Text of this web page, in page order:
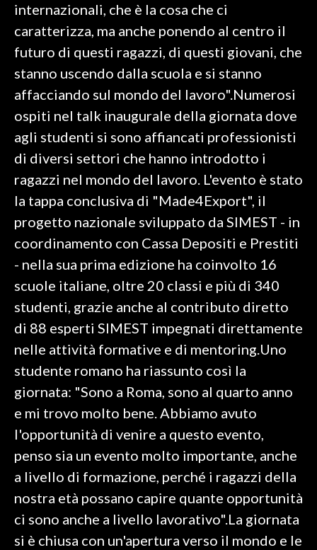
internazionali, che è la cosa che ci
caratterizza, ma anche ponendo al centro il
futuro di questi ragazzi, di questi giovani, che
stanno uscendo dalla scuola e si stanno
affacciando sul mondo del lavoro".Numerosi
ospiti nel talk inaugurale della giornata dove
agli studenti si sono affiancati professionisti
di diversi settori che hanno introdotto i
ragazzi nel mondo del lavoro. L'evento è stato
la tappa conclusiva di "Made4Export", il
progetto nazionale sviluppato da SIMEST - in
coordinamento con Cassa Depositi e Prestiti
- nella sua prima edizione ha coinvolto 16
scuole italiane, oltre 20 classi e più di 340
studenti, grazie anche al contributo diretto
di 88 esperti SIMEST impegnati direttamente
nelle attività formative e di mentoring.Uno
studente romano ha riassunto così la
giornata: "Sono a Roma, sono al quarto anno
e mi trovo molto bene. Abbiamo avuto
l'opportunità di venire a questo evento,
penso sia un evento molto importante, anche
a livello di formazione, perché i ragazzi della
nostra età possano capire quante opportunità
ci sono anche a livello lavorativo".La giornata
si è chiusa con un'apertura verso il mondo e le